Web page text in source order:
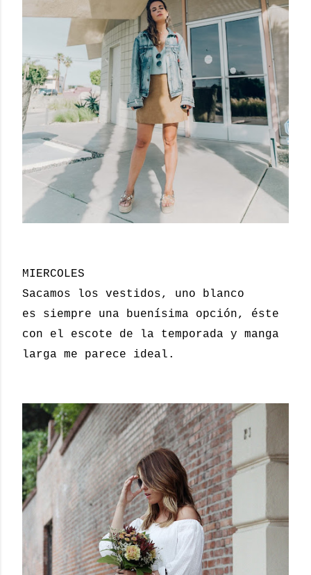
MIERCOLES
Sacamos los vestidos, uno blanco
es siempre una buenísima opción, éste
con el escote de la temporada y manga
larga me parece ideal.